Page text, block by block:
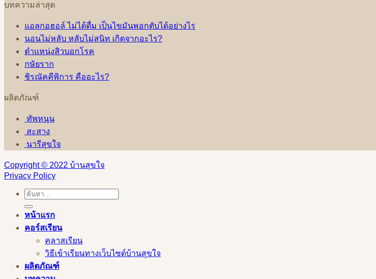
บทความล่าสุด
แอลกอฮอล์ ไม่ได้ดื่ม เป็นไขมันพอกตับได้อย่างไร
นอนไม่หลับ หลับไม่สนิท เกิดจากอะไร?
ตำแหน่งสิวบอกโรค
กษัยราก
ชิรณัคคีพิการ คืออะไร?
ผลิตภัณฑ์
ทัพหนุน
สะสาง
นารีสุขใจ
Copyright © 2022 บ้านสุขใจ
Privacy Policy
ค้นหา:
หน้าแรก
คอร์สเรียน
คลาสเรียน
วิธีเข้าเรียนทางเว็บไซต์บ้านสุขใจ
ผลิตภัณฑ์